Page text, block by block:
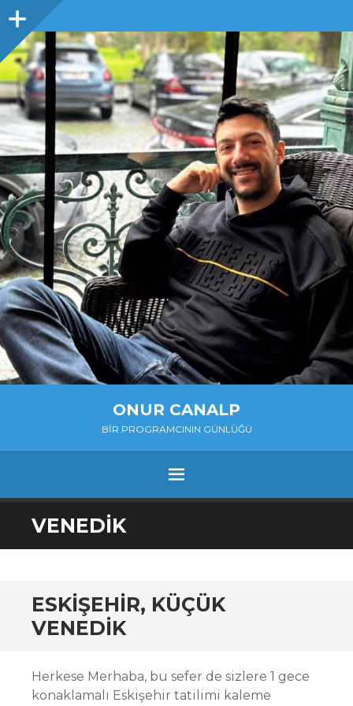
Sidebar
ONUR CANALP
BIR PROGRAMCININ GÜNLÜĞÜ
MENU
SKIP
TO
VENEDIK
ESKIŞEHIR, KÜÇÜK
VENEDIK
Herkese Merhaba, bu sefer de sizlere 1 gece
konaklamalı Eskişehir tatilimi kaleme